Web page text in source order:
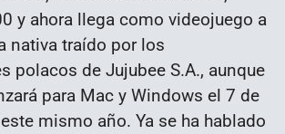
y ahora llega como videojuego a
nativa traído por los
polacos de Jujubee S.A., aunque
para Mac y Windows el 7 de
mismo año. Ya se ha hablado